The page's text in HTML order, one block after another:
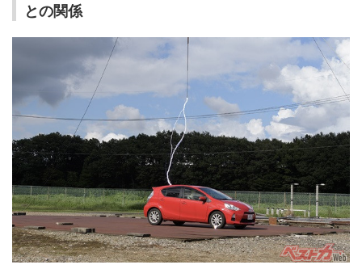
との関係